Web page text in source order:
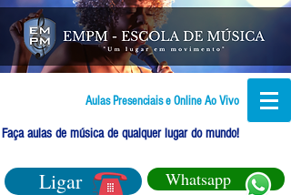
Aulas Presenciais e Online Ao Vivo
Faça aulas de música de qualquer lugar do mundo!
Ligar Whatsapp